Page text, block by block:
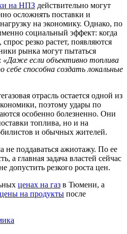
на НПЗ действительно могут
осложнять поставки и
на экономику. Однако, по
социальный эффект: когда
резко растет, появляются
рынка могут пытаться
«Даже если объективно топлива
способна создать локальные
отрасль остается одной из
поэтому удары по
особенно болезненно. Они
топлива, но и на
и обычных жителей.
не поддаваться ажиотажу. По ее
а главная задача властей сейчас
допустить резкого роста цен.
ценах на газ в Тюмени, а
на продукты после